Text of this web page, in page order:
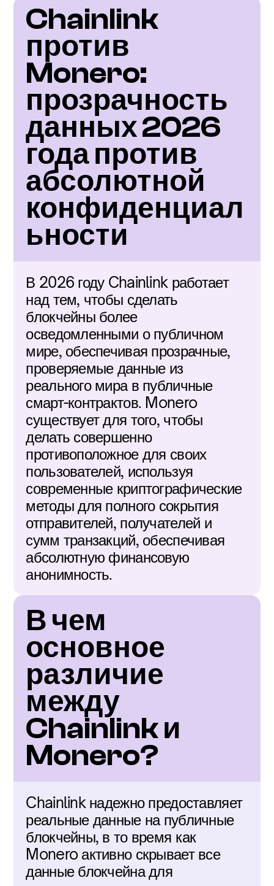
Chainlink
против
Monero:
прозрачность
данных 2026
года против
абсолютной
конфиденциал
ьности
В 2026 году Chainlink работает
над тем, чтобы сделать
блокчейны более
осведомленными о публичном
мире, обеспечивая прозрачные,
проверяемые данные из
реального мира в публичные
смарт-контрактов. Monero
существует для того, чтобы
делать совершенно
противоположное для своих
пользователей, используя
современные криптографические
методы для полного сокрытия
отправителей, получателей и
сумм транзакций, обеспечивая
абсолютную финансовую
анонимность.
В чем
основное
различие
между
Chainlink и
Monero?
Chainlink надежно предоставляет
реальные данные на публичные
блокчейны, в то время как
Monero активно скрывает все
данные блокчейна для